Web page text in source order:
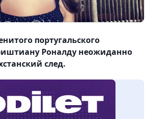
португальского
Роналду неожиданно
след.